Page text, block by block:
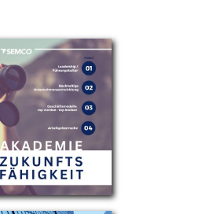
Standorte
Partner
Über uns